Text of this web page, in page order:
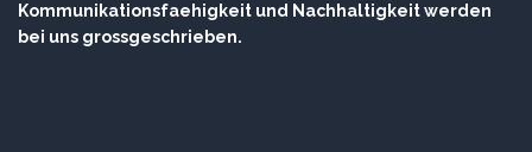
Kommunikationsfaehigkeit und Nachhaltigkeit werden
bei uns grossgeschrieben.